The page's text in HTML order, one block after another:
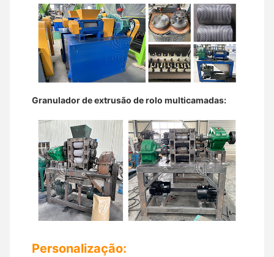
Granulador de extrusão de rolo multicamadas:
Personalização: